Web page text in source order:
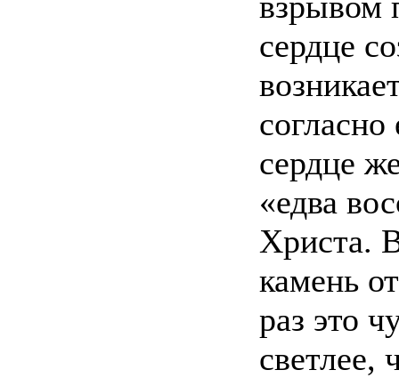
сердце
согласно
сердце
«едва
Христа.
камень
раз это
светлее,